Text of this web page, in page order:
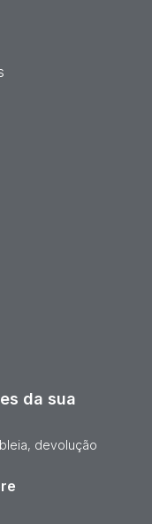
da sua
devolução